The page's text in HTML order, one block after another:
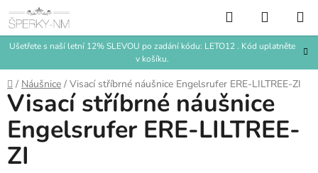
na
obsah
Ušetřete s naší letní 12% SLEVOU po zadání kódu: LETO12 . Kód uplatněte
v košíku.
Hledat
KOŠÍK
Domů
/ Náušnice / Visací stříbrné náušnice Engelsrufer ERE-LILTREE-ZI
Visací stříbrné náušnice
Engelsrufer ERE-LILTREE-
ZI